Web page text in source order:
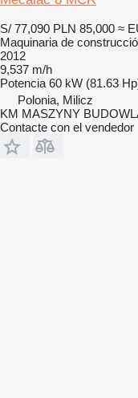
S/ 77,090 PLN 85,000 ≈
Maquinaria de
2012
9,537 m/h
Potencia 60 kW (81.63
Polonia, Milicz
KM MASZYNY
Contacte con el vendedor